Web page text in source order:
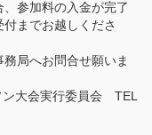
参加料の入金が完了
までお越しくださ
局へお問合せ願いま
ン大会実行委員会 TEL